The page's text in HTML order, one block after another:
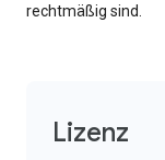
rechtmäßig sind.
Lizenz